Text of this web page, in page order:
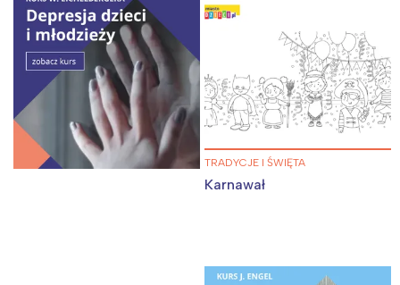
TRADYCJE I ŚWIĘTA
Karnawał